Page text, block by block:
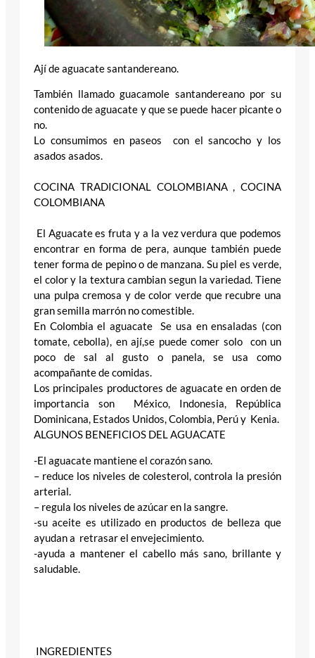
Ají de aguacate santandereano.
También llamado guacamole santandereano por su
contenido de aguacate y que se puede hacer picante o
no.
Lo consumimos en paseos con el sancocho y los
asados asados.
COCINA TRADICIONAL COLOMBIANA , COCINA
COLOMBIANA
El Aguacate es fruta y a la vez verdura que podemos
encontrar en forma de pera, aunque también puede
tener forma de pepino o de manzana. Su piel es verde,
el color y la textura cambian segun la variedad. Tiene
una pulpa cremosa y de color verde que recubre una
gran semilla marrón no comestible.
En Colombia el aguacate Se usa en ensaladas (con
tomate, cebolla), en ají,se puede comer solo con un
poco de sal al gusto o panela, se usa como
acompañante de comidas.
Los principales productores de aguacate en orden de
importancia son México, Indonesia, República
Dominicana, Estados Unidos, Colombia, Perú y Kenia.
ALGUNOS BENEFICIOS DEL AGUACATE
-El aguacate mantiene el corazón sano.
– reduce los niveles de colesterol, controla la presión
arterial.
– regula los niveles de azúcar en la sangre.
-su aceite es utilizado en productos de belleza que
ayudan a retrasar el envejecimiento.
-ayuda a mantener el cabello más sano, brillante y
saludable.
INGREDIENTES